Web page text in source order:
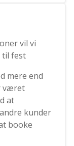
vil vi
til fest
mere end
været
at
kunder
booke